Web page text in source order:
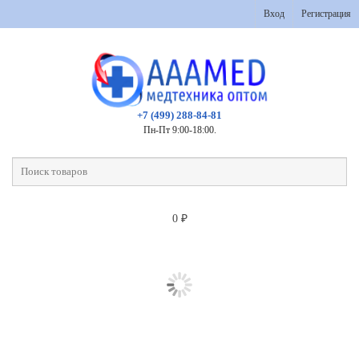
Вход Регистрация
+7 (499) 288-84-81
Пн-Пт 9:00-18:00.
0 ₽